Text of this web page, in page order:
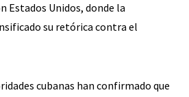
Estados Unidos, donde la
su retórica contra el
cubanas han confirmado que